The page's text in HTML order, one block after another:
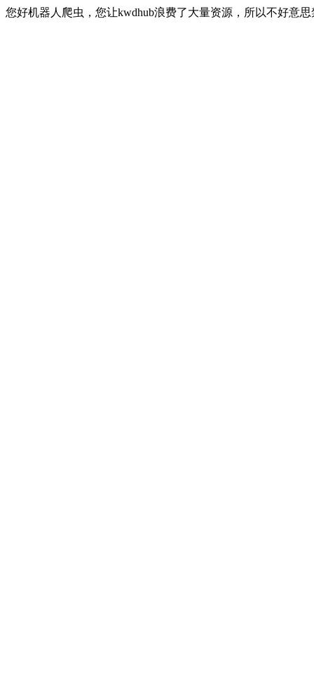
您好机器人爬虫，您让kwdhub浪费了大量资源，所以不好意